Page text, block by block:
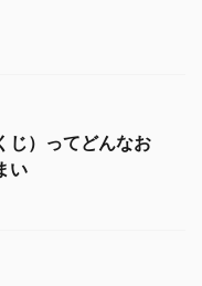
じ）ってどんなお
い